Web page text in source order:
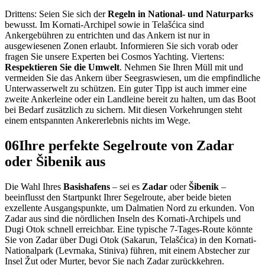
Drittens: Seien Sie sich derRegeln in National- und Naturparks
bewusst. Im Kornati-Archipel sowie in Telašćica sind
Ankergebühren zu entrichten und das Ankern ist nur in
ausgewiesenen Zonen erlaubt. Informieren Sie sich vorab oder
fragen Sie unsere Experten bei Cosmos Yachting. Viertens:
Respektieren Sie die Umwelt. Nehmen Sie Ihren Müll mit und
vermeiden Sie das Ankern über Seegraswiesen, um die empfindliche
Unterwasserwelt zu schützen. Ein guter Tipp ist auch immer eine
zweite Ankerleine oder ein Landleine bereit zu halten, um das Boot
bei Bedarf zusätzlich zu sichern. Mit diesen Vorkehrungen steht
einem entspannten Ankererlebnis nichts im Wege.
06Ihre perfekte Segelroute von Zadar
oder Šibenik aus
Die Wahl Ihres Basishafens – sei es Zadar oderŠibenik –
beeinflusst den Startpunkt Ihrer Segelroute, aber beide bieten
exzellente Ausgangspunkte, um Dalmatien Nord zu erkunden. Von
Zadar aus sind die nördlichen Inseln des Kornati-Archipels und
Dugi Otok schnell erreichbar. Eine typische 7-Tages-Route könnte
Sie von Zadar über Dugi Otok (Sakarun, Telašćica) in den Kornati-
Nationalpark (Levrnaka, Stiniva) führen, mit einem Abstecher zur
Insel Žut oder Murter, bevor Sie nach Zadar zurückkehren.